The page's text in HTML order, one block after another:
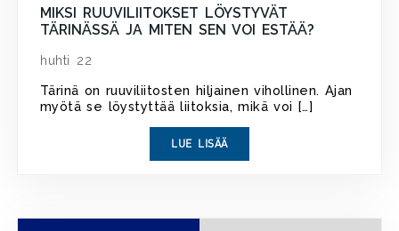
MIKSI RUUVILIITOKSET LÖYSTYVÄT
TÄRINÄSSÄ JA MITEN SEN VOI ESTÄÄ?
huhti 22
Tärinä on ruuviliitosten hiljainen vihollinen. Ajan
myötä se löystyttää liitoksia, mikä voi […]
LUE LISÄÄ